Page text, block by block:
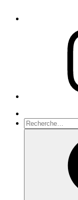
Recherche
pour